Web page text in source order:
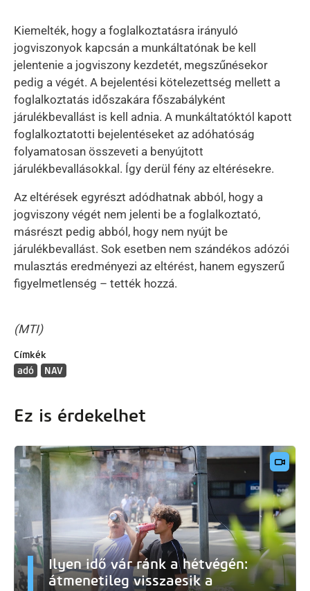
Kiemelték, hogy a foglalkoztatásra irányuló
jogviszonyok kapcsán a munkáltatónak be kell
jelentenie a jogviszony kezdetét, megszűnésekor
pedig a végét. A bejelentési kötelezettség mellett a
foglalkoztatás időszakára főszabályként
járulékbevallást is kell adnia. A munkáltatóktól kapott
foglalkoztatotti bejelentéseket az adóhatóság
folyamatosan összeveti a benyújtott
járulékbevallásokkal. Így derül fény az eltérésekre.
Az eltérések egyrészt adódhatnak abból, hogy a
jogviszony végét nem jelenti be a foglalkoztató,
másrészt pedig abból, hogy nem nyújt be
járulékbevallást. Sok esetben nem szándékos adózói
mulasztás eredményezi az eltérést, hanem egyszerű
figyelmetlenség – tették hozzá.
(MTI)
Címkék
adó
NAV
Ez is érdekelhet
Ilyen idő vár ránk a hétvégén:
átmenetileg visszaesik a